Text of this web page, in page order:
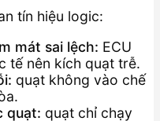
tín hiệu logic:
mát sai lệch: ECU
tế nên kích quạt trễ.
quạt không vào chế
quạt: quạt chỉ chạy